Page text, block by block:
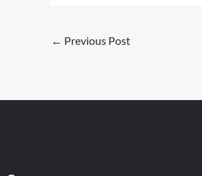
← Previous Post